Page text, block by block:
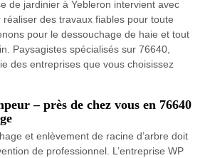
de jardinier à Yebleron intervient avec
des travaux fiables pour toute
pour le dessouchage de haie et tout
Paysagistes spécialisés sur 76640,
des entreprises que vous choisissez
– près de chez vous en 76640
et enlèvement de racine d’arbre doit
de professionnel. L’entreprise WP